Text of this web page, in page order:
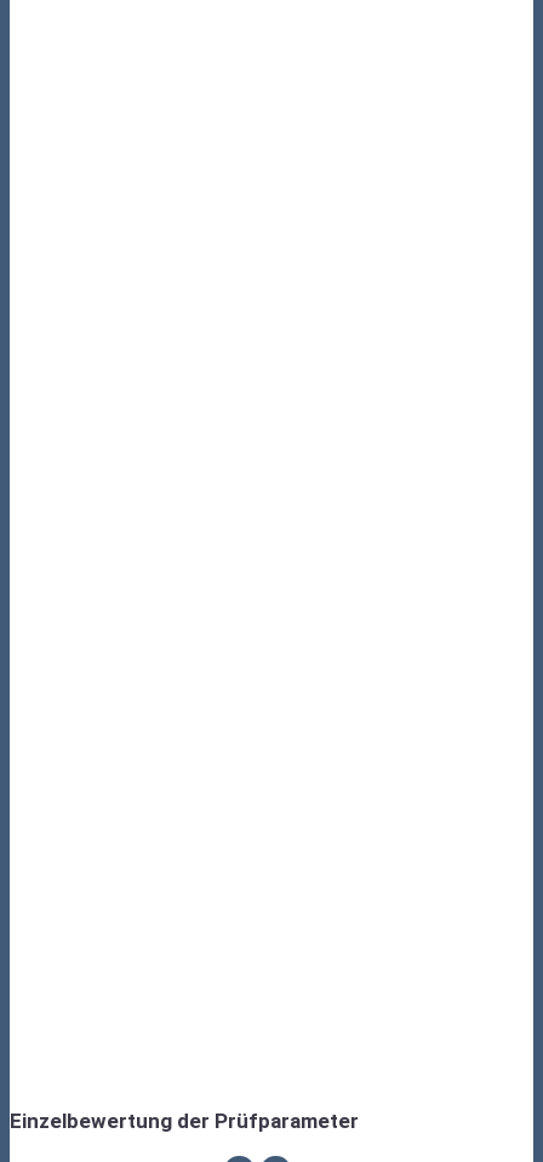
Einzelbewertung der Prüfparameter